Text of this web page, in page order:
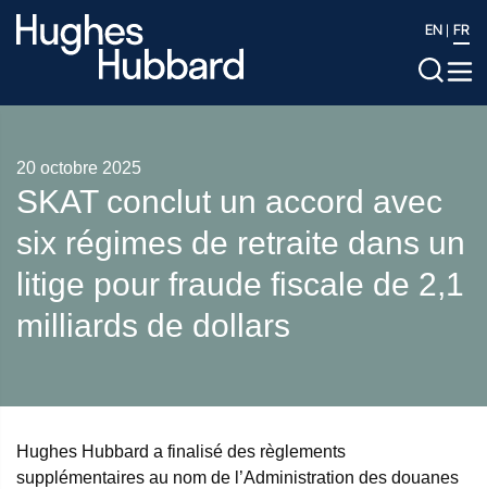
EN FR
20 octobre 2025
SKAT conclut un accord avec
six régimes de retraite dans un
litige pour fraude fiscale de 2,1
milliards de dollars
Hughes Hubbard a finalisé des règlements
supplémentaires au nom de l’Administration des douanes